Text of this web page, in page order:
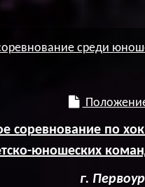
среди
соревнование по
юношеских
25-